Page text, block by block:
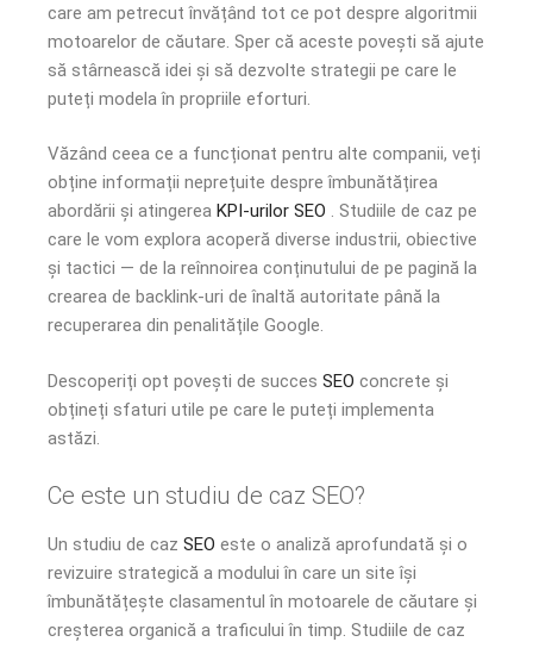
care am petrecut învățând tot ce pot despre algoritmii
motoarelor de căutare. Sper că aceste povești să ajute
să stârnească idei și să dezvolte strategii pe care le
puteți modela în propriile eforturi.
Văzând ceea ce a funcționat pentru alte companii, veți
obține informații neprețuite despre îmbunătățirea
abordării și atingerea KPI-urilor SEO . Studiile de caz pe
care le vom explora acoperă diverse industrii, obiective
și tactici — de la reînnoirea conținutului de pe pagină la
crearea de backlink-uri de înaltă autoritate până la
recuperarea din penalitățile Google.
Descoperiți opt povești de succes SEO concrete și
obțineți sfaturi utile pe care le puteți implementa
astăzi.
Ce este un studiu de caz SEO?
Un studiu de caz SEO este o analiză aprofundată și o
revizuire strategică a modului în care un site își
îmbunătățește clasamentul în motoarele de căutare și
creșterea organică a traficului în timp. Studiile de caz